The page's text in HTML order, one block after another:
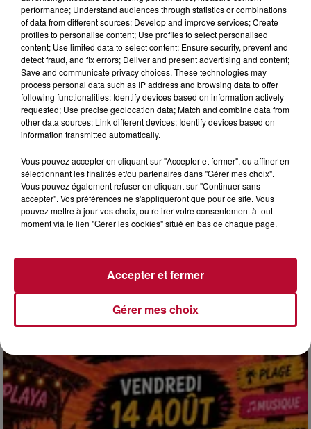
4 août 2026
HÉRAULT, PYRÉNÉES-ORIENTALES : TROIS
SPOTS DE SNORKELING À EXPLORER...
complexes pour observer la vie sous-marine. Cet été, un
masque, un tuba et une paire de palmes...
performance; Understand audiences through statistics or combinations
of data from different sources; Develop and improve services; Create
profiles to personalise content; Use profiles to select personalised
content; Use limited data to select content; Ensure security, prevent and
detect fraud, and fix errors; Deliver and present advertising and content;
Save and communicate privacy choices. These technologies may
process personal data such as IP address and browsing data to offer
following functionalities: Identify devices based on information actively
requested; Use precise geolocation data; Match and combine data from
other data sources; Link different devices; Identify devices based on
information transmitted automatically.
Vous pouvez accepter en cliquant sur "Accepter et fermer", ou affiner en
sélectionnant les finalités et/ou partenaires dans "Gérer mes choix".
Vous pouvez également refuser en cliquant sur "Continuer sans
accepter". Vos préférences ne s'appliqueront que pour ce site. Vous
pouvez mettre à jour vos choix, ou retirer votre consentement à tout
moment via le lien "Gérer les cookies" situé en bas de chaque page.
Gérer mes choix
Accepter et fermer